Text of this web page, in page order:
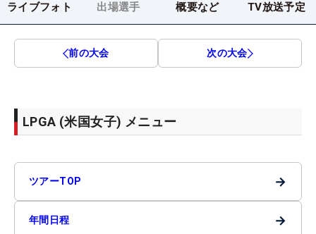
ライブフォト 出場選手 概要など TV放送予定
前の大会 次の大会
LPGA (米国女子) メニュー
ツアーTOP →
年間日程 →